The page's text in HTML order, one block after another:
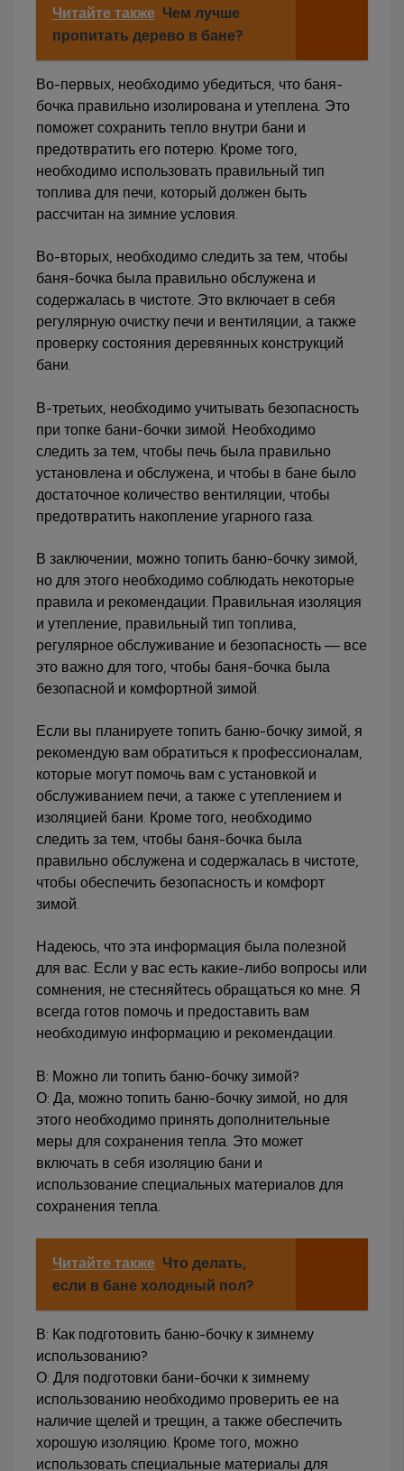
Читайте также Чем лучше
пропитать дерево в бане?
Во-первых, необходимо убедиться, что баня-
бочка правильно изолирована и утеплена. Это
поможет сохранить тепло внутри бани и
предотвратить его потерю. Кроме того,
необходимо использовать правильный тип
топлива для печи, который должен быть
рассчитан на зимние условия.
Во-вторых, необходимо следить за тем, чтобы
баня-бочка была правильно обслужена и
содержалась в чистоте. Это включает в себя
регулярную очистку печи и вентиляции, а также
проверку состояния деревянных конструкций
бани.
В-третьих, необходимо учитывать безопасность
при топке бани-бочки зимой. Необходимо
следить за тем, чтобы печь была правильно
установлена и обслужена, и чтобы в бане было
достаточное количество вентиляции, чтобы
предотвратить накопление угарного газа.
В заключении, можно топить баню-бочку зимой,
но для этого необходимо соблюдать некоторые
правила и рекомендации. Правильная изоляция
и утепление, правильный тип топлива,
регулярное обслуживание и безопасность — все
это важно для того, чтобы баня-бочка была
безопасной и комфортной зимой.
Если вы планируете топить баню-бочку зимой, я
рекомендую вам обратиться к профессионалам,
которые могут помочь вам с установкой и
обслуживанием печи, а также с утеплением и
изоляцией бани. Кроме того, необходимо
следить за тем, чтобы баня-бочка была
правильно обслужена и содержалась в чистоте,
чтобы обеспечить безопасность и комфорт
зимой.
Надеюсь, что эта информация была полезной
для вас. Если у вас есть какие-либо вопросы или
сомнения, не стесняйтесь обращаться ко мне. Я
всегда готов помочь и предоставить вам
необходимую информацию и рекомендации.
В: Можно ли топить баню-бочку зимой?
О: Да, можно топить баню-бочку зимой, но для
этого необходимо принять дополнительные
меры для сохранения тепла. Это может
включать в себя изоляцию бани и
использование специальных материалов для
сохранения тепла.
Читайте также Что делать,
если в бане холодный пол?
В: Как подготовить баню-бочку к зимнему
использованию?
О: Для подготовки бани-бочки к зимнему
использованию необходимо проверить ее на
наличие щелей и трещин, а также обеспечить
хорошую изоляцию. Кроме того, можно
использовать специальные материалы для